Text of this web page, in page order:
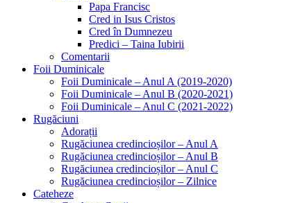
Papa Francisc
Cred in Isus Cristos
Cred în Dumnezeu
Predici – Taina Iubirii
Comentarii
Foii Duminicale
Foii Duminicale – Anul A (2019-2020)
Foii Duminicale – Anul B (2020-2021)
Foii Duminicale – Anul C (2021-2022)
Rugăciuni
Adorații
Rugăciunea credincioșilor – Anul A
Rugăciunea credincioșilor – Anul B
Rugăciunea credincioșilor – Anul C
Rugăciunea credincioșilor – Zilnice
Cateheze